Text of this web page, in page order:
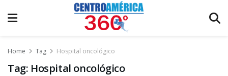
Home Tag Hospital oncológico
Tag: Hospital oncológico